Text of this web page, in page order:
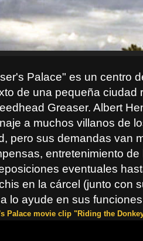
Palace" es un centro
de una pequeña ciudad
Greaser. Albert
a muchos villanos de
pero sus demandas van
entretenimiento
eventuales
en la cárcel (junto con
lo ayude en sus
Palace movie clip "Riding the